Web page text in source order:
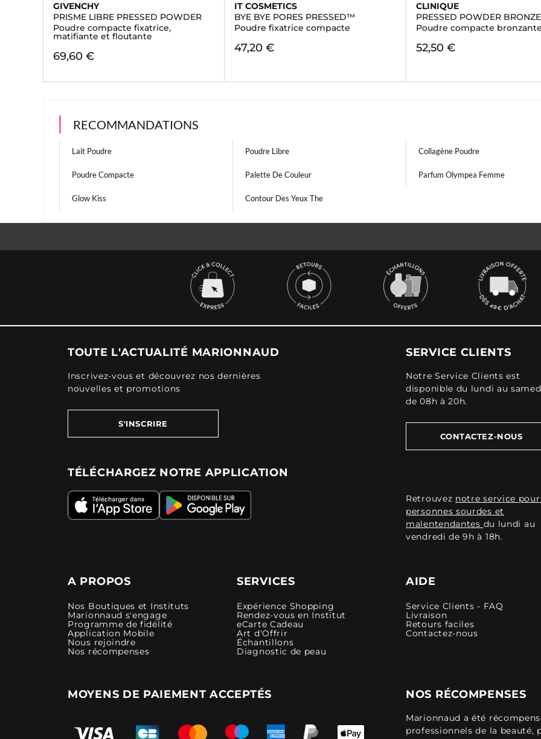
GIVENCHY
PRISME LIBRE PRESSED POWDER
Poudre compacte fixatrice,
matifiante et floutante
69,60 €
IT COSMETICS
BYE BYE PORES PRESSED™
Poudre fixatrice compacte
47,20 €
CLINIQUE
PRESSED POWDER
Poudre compacte
52,50 €
RECOMMANDATIONS
Lait Poudre Poudre Libre Collagène Poudre
Poudre Compacte Palette De Couleur Parfum Olympea Femme
Glow Kiss Contour Des Yeux The
TOUTE L'ACTUALITÉ MARIONNAUD
Inscrivez-vous et découvrez nos dernières
nouvelles et promotions
S'INSCRIRE
TÉLÉCHARGEZ NOTRE APPLICATION
SERVICE CLIENTS
Notre Service Clients est
disponible du lundi au
de 08h à 20h.
CONTACTEZ-NOUS
Retrouvez notre service
personnes sourdes et
malentendantes du lundi au
vendredi de 9h à 18h.
A PROPOS
Nos Boutiques et Instituts
Marionnaud s'engage
Programme de fidélité
Application Mobile
Nous rejoindre
Nos récompenses
SERVICES
Expérience Shopping
Rendez-vous en Institut
eCarte Cadeau
Art d'Offrir
Échantillons
Diagnostic de peau
AIDE
Service Clients - FAQ
Livraison
Retours faciles
Contactez-nous
MOYENS DE PAIEMENT ACCEPTÉS NOS RÉCOMPENSES
Marionnaud a été
professionnels de la beauté,